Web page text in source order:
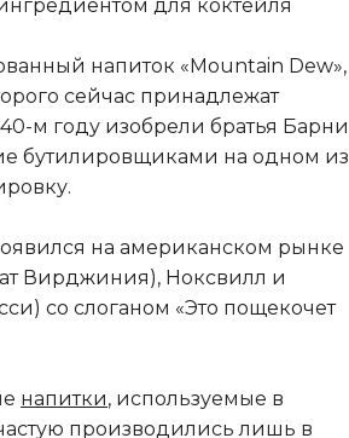
для коктейля
напиток «Mountain Dew»,
сейчас принадлежат
м году изобрели братья Барни
бутилировщиками на одном из
на американском рынке
Вирджиния), Ноксвилл и
со слоганом «Это пощекочет
напитки, используемые в
производились лишь в